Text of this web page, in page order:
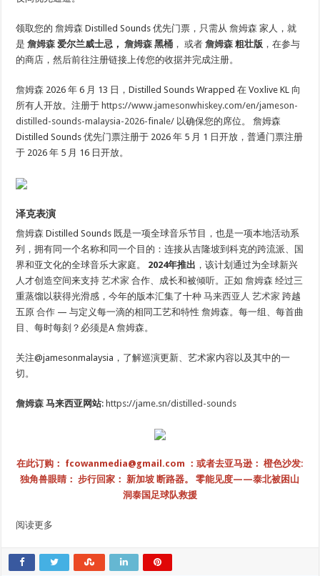
领取您的詹姆森 Distilled Sounds 优先门票，只需从詹姆森 家人，就
是詹姆森 爱尔兰威士忌， 詹姆森 黑桶 ， 或者詹姆森 粗壮版 ，在参与
的商店，然后前往注册链接上传您的收据并完成注册。
詹姆森 2026 年 6 月 13 日，Distilled Sounds Wrapped 在 Voxlive KL 向
所有人开放。注册于 https://www.jamesonwhiskey.com/en/jameson-
distilled-sounds-malaysia-2026-finale/ 以确保您的席位。詹姆森
Distilled Sounds 优先门票注册于 2026 年 5 月 1 日开放，普通门票注册
于 2026 年 5 月 16 日开放。
泽克表演
詹姆森 Distilled Sounds 既是一项全球音乐节目，也是一项本地活动系
列，拥有同一个名称和同一个目的：连接从吉隆坡到科克的跨流派、国
界和亚文化的全球音乐大家庭。 2024年推出 ，该计划通过为全球新兴
人才创造空间来支持艺术家 合作、成长和被倾听。正如詹姆森 经过三
重蒸馏以获得光滑感，今年的版本汇集了十种马来西亚人 艺术家 跨越
五原合作 — 与定义每一滴的相同工艺和特性詹姆森。每一组、每首曲
目、每时每刻？必须是A詹姆森。
关注@jamesonmalaysia，了解巡演更新、艺术家内容以及其中的一
切。
詹姆森 马来西亚网站: https://jame.sn/distilled-sounds
在此订购： fcowanmedia@gmail.com ：或者去亚马逊： 橙色沙发:
独角兽眼睛： 步行回家： 新加坡 断路器。零能见度——泰北被困山
洞泰国足球队救援
阅读更多